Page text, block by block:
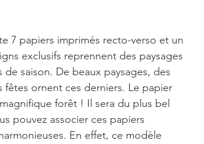
7 papiers imprimés recto-verso et un
exclusifs reprennent des paysages
saison. De beaux paysages, des
ornent ces derniers. Le papier
forêt ! Il sera du plus bel
pouvez associer ces papiers
En effet, ce modèle